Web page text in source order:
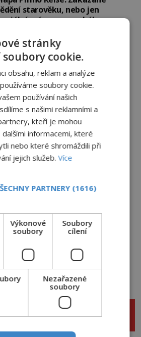
starověku, nebo jen
práce osmanského
Richard Dreyfuss a
Dave Grohl: Jaké mají
zážitky?
5.8.2026 2.0TIS
zábavní parky: Straší tu
nehod?
4.8.2026 2.9TIS
v prázdných chodbách a
v Česku budí hrůzu
2.8.2026 3.2TIS
ti nejodvážnější!
1.8.2026 3.5TIS
UJÍT DALŠÍ ZAJÍMAVÉ
ČLÁNKY
stránky
cookie.
obsahu, reklam a analýze
soubory cookie.
používání našich
s našimi reklamními a
kteří je mohou
informacemi, které
nebo které shromáždili při
jejich služeb.Více
PARTNERY (1616)
Výkonové
soubory
Soubory
cílení
Nezařazené
soubory